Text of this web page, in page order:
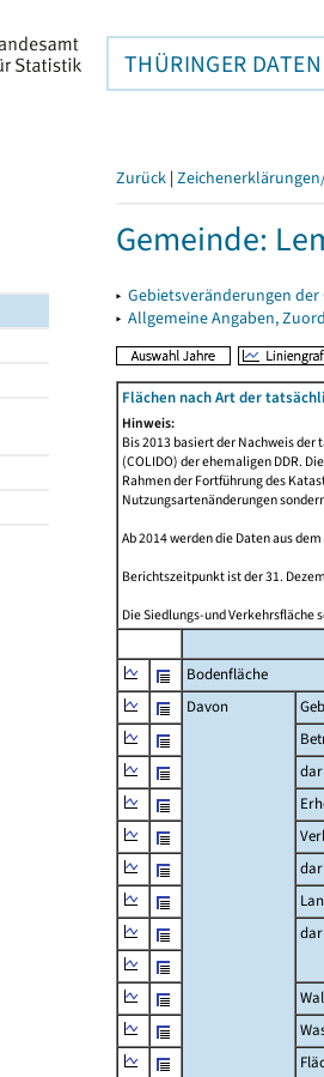
THÜRINGER DATEN
Zurück |
Gemeinde:
▸ Gebietsveränderungen der
▸ Allgemeine Angaben,
Flächen nach Art der
Hinweis:
Bis 2013 basiert der Nachweis
(COLIDO) der ehemaligen DDR.
Rahmen der Fortführung des
Nutzungsartenänderungen
Ab 2014 werden die Daten aus
Berichtszeitpunkt ist der 31.
Die Siedlungs-und Verkehrsfläche
Bodenfläche
Davon